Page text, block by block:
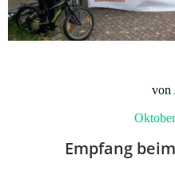
von
Empfang